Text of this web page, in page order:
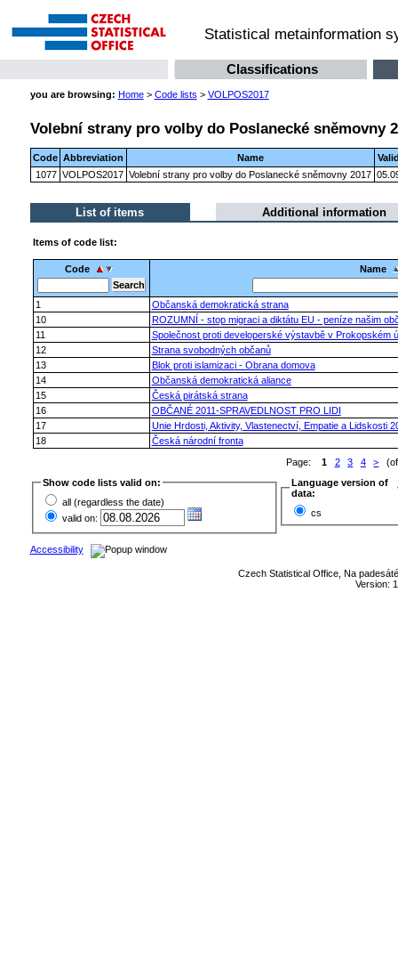
Statistical metainformation
Classifications
you are browsing: Home> Code lists > VOLPOS2017
Volební strany pro volby do Poslanecké sněmovny
Code Abbreviation Name
1077 VOLPOS2017 Volební strany pro volby do Poslanecké sněmovny 2017
List of items Additional information
Items of code list:
Code Name
1
Občanská demokratická strana
10
ROZUMNÍ - stop migraci a diktátu EU - peníze našim
11
Společnost proti developerské výstavbě v Prokopském
12
Strana svobodných občanů
13
Blok proti islamizaci - Obrana domova
14
Občanská demokratická aliance
15
Česká pirátská strana
16
OBČANÉ 2011-SPRAVEDLNOST PRO LIDI
17
Unie Hrdosti, Aktivity, Vlastenectví, Empatie a Lidskosti
18
Česká národní fronta
Page:
1 2 3 4 >
Show code lists valid on:
all (regardless the date)
valid on:
Language version of
data:
cs
Accessibility
Czech Statistical Office, Na
Version: